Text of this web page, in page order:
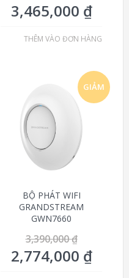
3,465,000 ₫
THÊM VÀO ĐƠN HÀNG
GIẢM
BỘ PHÁT WIFI
GRANDSTREAM
GWN7660
3,390,000₫
2,774,000 ₫